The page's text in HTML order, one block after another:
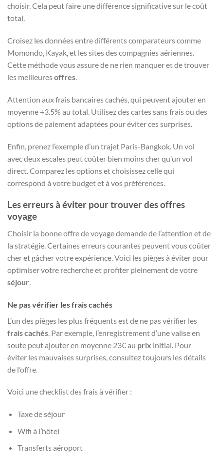
choisir. Cela peut faire une différence significative sur le coût
total.
Croisez les données entre différents comparateurs comme
Momondo, Kayak, et les sites des compagnies aériennes.
Cette méthode vous assure de ne rien manquer et de trouver
les meilleuresoffres.
Attention aux frais bancaires cachés, qui peuvent ajouter en
moyenne +3.5% au total. Utilisez des cartes sans frais ou des
options de paiement adaptées pour éviter ces surprises.
Enfin, prenez l’exemple d’un trajet Paris-Bangkok. Un vol
avec deux escales peut coûter bien moins cher qu’un vol
direct. Comparez les options et choisissez celle qui
correspond à votre budget et à vos préférences.
Les erreurs à éviter pour trouver des offres
voyage
Choisir la bonne offre de voyage demande de l’attention et de
la stratégie. Certaines erreurs courantes peuvent vous coûter
cher et gâcher votre expérience. Voici les pièges à éviter pour
optimiser votre recherche et profiter pleinement de votre
séjour.
Ne pas vérifier les frais cachés
L’un des pièges les plus fréquents est de ne pas vérifier les
frais cachés . Par exemple, l’enregistrement d’une valise en
soute peut ajouter en moyenne 23€ au prix initial. Pour
éviter les mauvaises surprises, consultez toujours les détails
de l’offre.
Voici une checklist des frais à vérifier :
Taxe de séjour
Wifi à l’hôtel
Transferts aéroport